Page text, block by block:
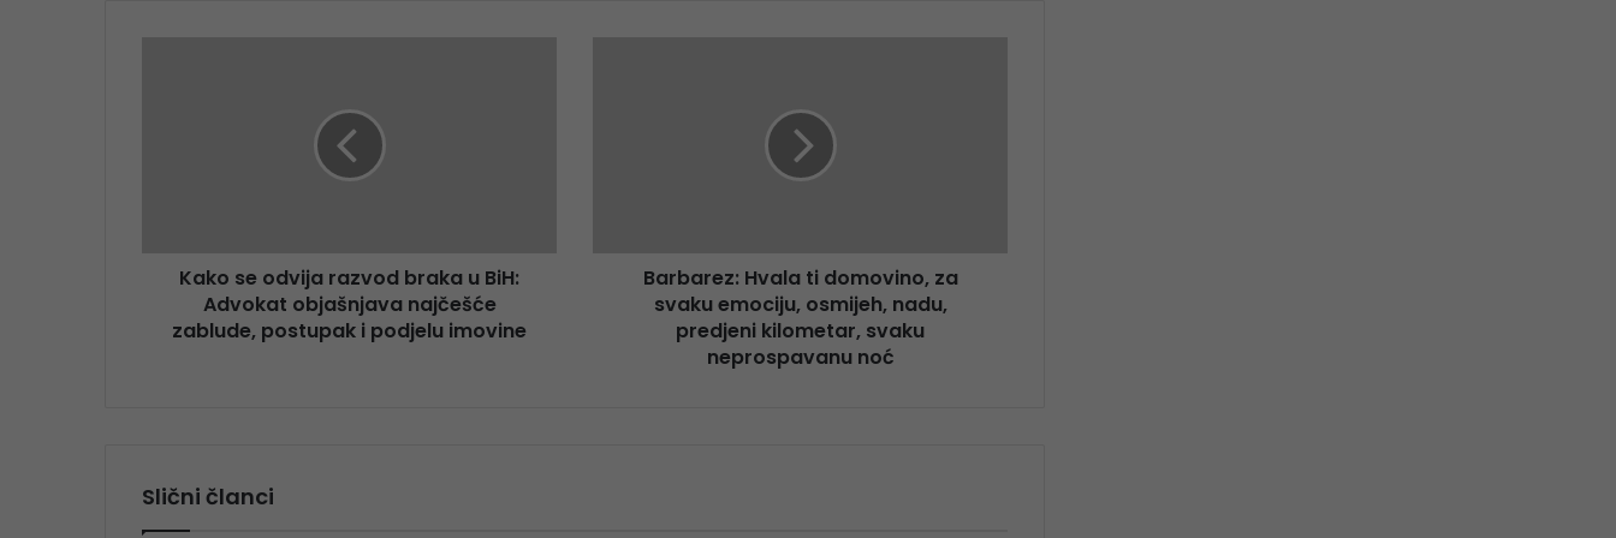
Kako se odvija razvod braka u BiH:
Advokat objašnjava najčešće
zablude, postupak i podjelu imovine
Barbarez: Hvala ti domovino, za
svaku emociju, osmijeh, nadu,
predjeni kilometar, svaku
neprospavanu noć
Slični članci